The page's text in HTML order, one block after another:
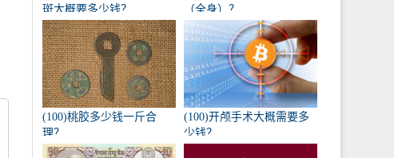
斑大概要多少钱？
（全身）？
(100)桃胶多少钱一斤合
理？
(100)开颅手术大概需要多
少钱？